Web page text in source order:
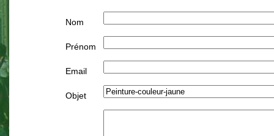
Nom
Prénom
Email
Objet